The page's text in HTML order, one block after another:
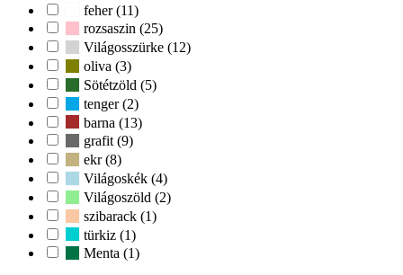
feher (11)
rozsaszin (25)
Világosszürke (12)
oliva (3)
Sötétzöld (5)
tenger (2)
barna (13)
grafit (9)
ekr (8)
Világoskék (4)
Világoszöld (2)
szibarack (1)
türkiz (1)
Menta (1)